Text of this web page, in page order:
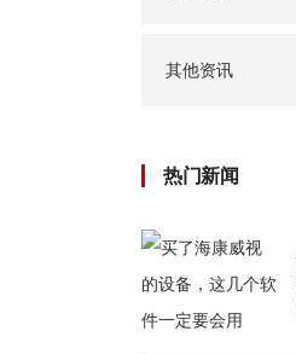
其他资讯
热门新闻